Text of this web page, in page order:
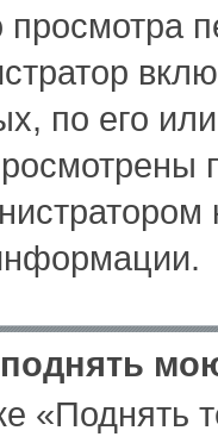
просмотра
по его
«Поднять